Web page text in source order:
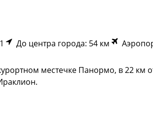
До центра города: 54 км
местечке Панормо, в 22 км